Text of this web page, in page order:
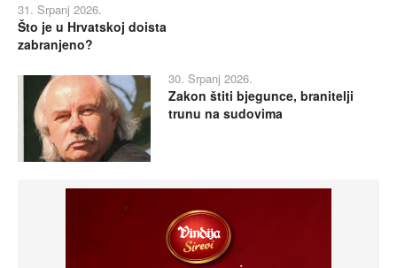
31. Srpanj 2026.
Što je u Hrvatskoj doista
zabranjeno?
30. Srpanj 2026.
Zakon štiti bjegunce, branitelji
trunu na sudovima